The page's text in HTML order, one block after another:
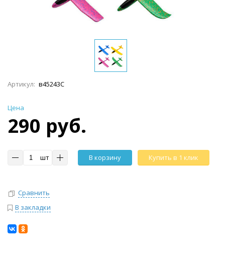
Артикул: в45243С
Цена
290 руб.
шт В корзину Купить в 1 клик
Сравнить
В закладки